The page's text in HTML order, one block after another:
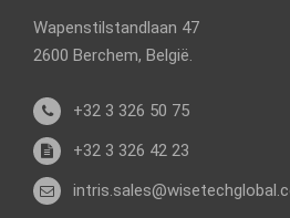
Wapenstilstandlaan 47
2600 Berchem, België.
+32 3 326 50 75
+32 3 326 42 23